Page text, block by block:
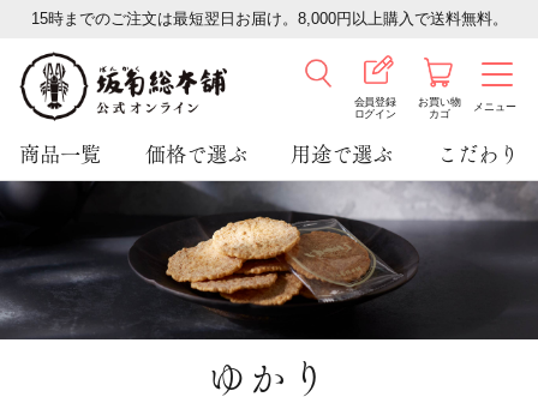
15時までのご注文は最短翌日お届け。8,000円以上購入で送料無料。
会員登録
ログイン
お買い物
カゴ
メニュー
商品一覧 価格で選ぶ 用途で選ぶ こだわり
ゆかり